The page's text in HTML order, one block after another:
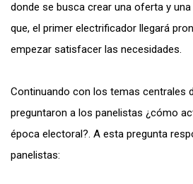
donde se busca crear una oferta y
que, el primer electrificador llegará
empezar satisfacer las necesidades.
Continuando con los temas centrales
preguntaron a los panelistas ¿cómo
época electoral?. A esta pregunta
panelistas: